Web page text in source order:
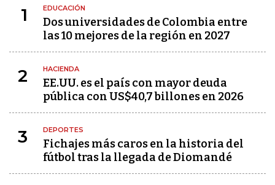
1 EDUCACIÓN
Dos universidades de Colombia entre
las 10 mejores de la región en 2027
2 HACIENDA
EE.UU. es el país con mayor deuda
pública con US$40,7 billones en 2026
3 DEPORTES
Fichajes más caros en la historia del
fútbol tras la llegada de Diomandé